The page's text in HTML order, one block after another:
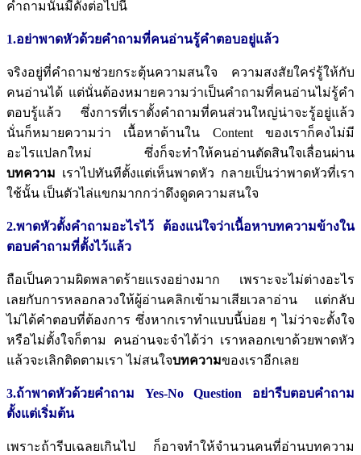
คำถามนั้นมีดังต่อไปนี้
1.อย่าพาดหัวด้วยคำถามที่คนอ่านรู้คำตอบอยู่แล้ว
จริงอยู่ที่คำถามช่วยกระตุ้นความสนใจ ความสงสัยใคร่รู้ให้กับ
คนอ่านได้ แต่นั่นต้องหมายความว่าเป็นคำถามที่คนอ่านไม่รู้คำ
ตอบรู้แล้ว ซึ่งการที่เราตั้งคำถามที่คนส่วนใหญ่น่าจะรู้อยู่แล้ว
นั่นก็หมายความว่า เนื้อหาด้านใน Content ของเราก็คงไม่มี
อะไรแปลกใหม่ ซึ่งก็จะทำให้คนอ่านตัดสินใจเลื่อนผ่าน
บทความ เราไปทันทีตั้งแต่เห็นพาดหัว กลายเป็นว่าพาดหัวที่เรา
ใช้นั้น เป็นตัวไล่แขกมากกว่าดึงดูดความสนใจ
2.พาดหัวตั้งคำถามอะไรไว้
ต้องแน่ใจว่าเนื้อหาบทความข้างใน
ตอบคำถามที่ตั้งไว้แล้ว
ถือเป็นความผิดพลาดร้ายแรงอย่างมาก เพราะจะไม่ต่างอะไร
เลยกับการหลอกลวงให้ผู้อ่านคลิกเข้ามาเสียเวลาอ่าน แต่กลับ
ไม่ได้คำตอบที่ต้องการ ซึ่งหากเราทำแบบนี้บ่อย ๆ ไม่ว่าจะตั้งใจ
หรือไม่ตั้งใจก็ตาม คนอ่านจะจำได้ว่า เราหลอกเขาด้วยพาดหัว
แล้วจะเลิกติดตามเรา ไม่สนใจบทความของเราอีกเลย
3.ถ้าพาดหัวด้วยคำถาม Yes-No Question
อย่ารีบตอบคำถาม
ตั้งแต่เริ่มต้น
เพราะถ้ารีบเฉลยเกินไป ก็อาจทำให้จำนวนคนที่อ่านบทความ